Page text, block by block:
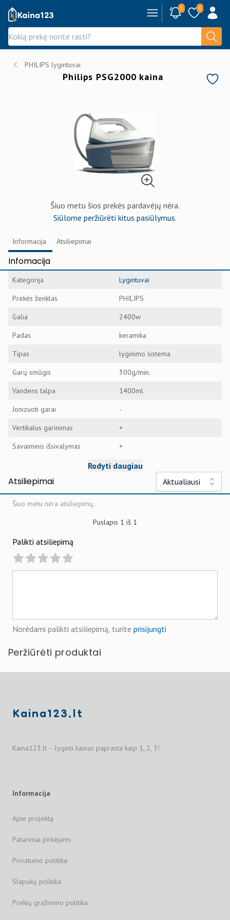
Kaina123.lt 1 1
PHILIPS lygintuvai
Philips PSG2000 kaina
Šiuo metu šios prekės pardavėjų nėra.
Siūlome peržiūrėti kitus pasiūlymus.
Informacija Atsiliepimai
Infomacija
Kategorija
Lygintuvai
Prekės ženklas
PHILIPS
Galia
2400w
Padas
keramika
Tipas
lyginimo sistema
Garų smūgis
300g/min.
Vandens talpa
1400ml
Jonizuoti garai
-
Vertikalus garinimas
+
Savaiminis išsivalymas
+
Rodyti daugiau
Atsiliepimai Aktualiausi
Šiuo metu nėra atsiliepimų.
Puslapis 1 iš 1
Palikti atsiliepimą
Norėdami palikti atsiliepimą, turite prisijungti
Peržiūrėti produktai
Kaina123.lt
Kaina123.lt – lyginti kainas paprasta kaip 1, 2, 3!
Informacija
Apie projektą
Patarimai pirkėjams
Privatumo politika
Slapukų politika
Prekių gražinimo politika